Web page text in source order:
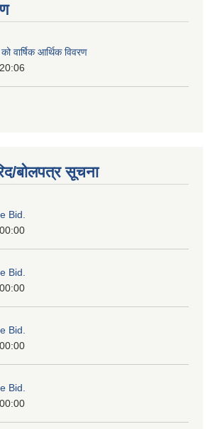
वार्षिक आर्थिक विवरण
बोलपत्र सूचना
Bid.
Bid.
Bid.
Bid.